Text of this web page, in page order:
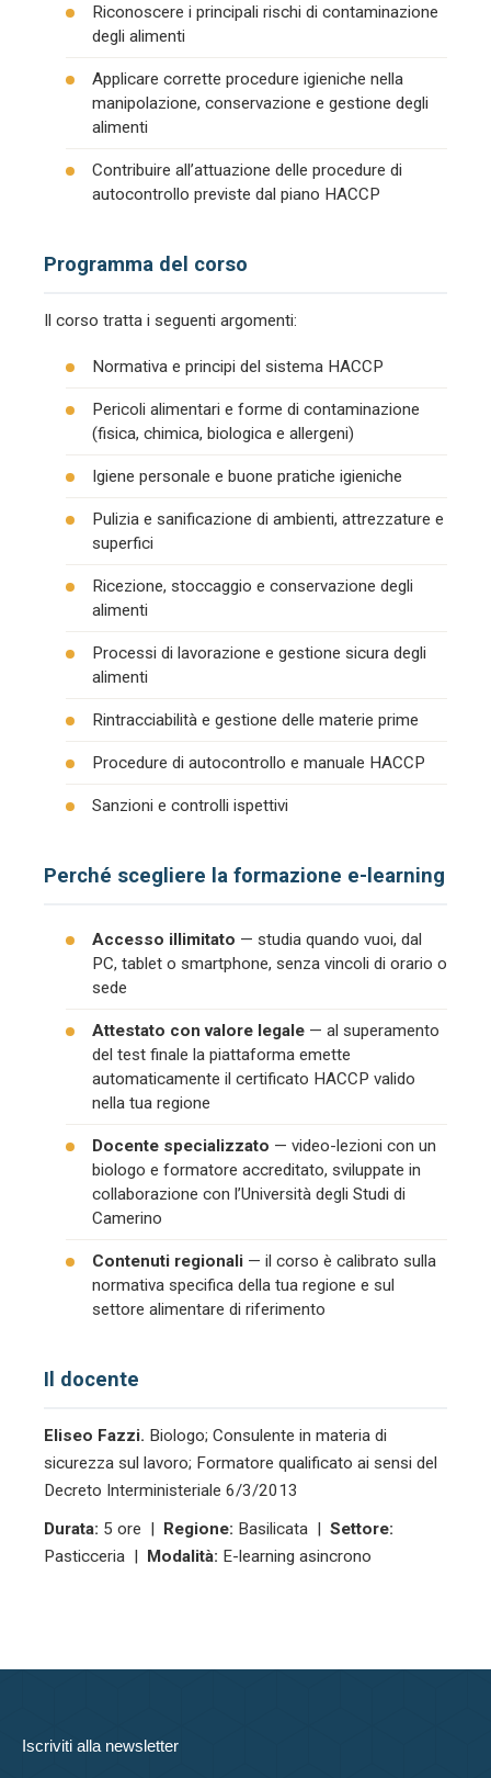
Riconoscere i principali rischi di contaminazione
degli alimenti
Applicare corrette procedure igieniche nella
manipolazione, conservazione e gestione degli
alimenti
Contribuire all’attuazione delle procedure di
autocontrollo previste dal piano HACCP
Programma del corso
Il corso tratta i seguenti argomenti:
Normativa e principi del sistema HACCP
Pericoli alimentari e forme di contaminazione
(fisica, chimica, biologica e allergeni)
Igiene personale e buone pratiche igieniche
Pulizia e sanificazione di ambienti, attrezzature e
superfici
Ricezione, stoccaggio e conservazione degli
alimenti
Processi di lavorazione e gestione sicura degli
alimenti
Rintracciabilità e gestione delle materie prime
Procedure di autocontrollo e manuale HACCP
Sanzioni e controlli ispettivi
Perché scegliere la formazione e-learning
Accesso illimitato — studia quando vuoi, dal
PC, tablet o smartphone, senza vincoli di orario o
sede
Attestato con valore legale — al superamento
del test finale la piattaforma emette
automaticamente il certificato HACCP valido
nella tua regione
Docente specializzato — video-lezioni con un
biologo e formatore accreditato, sviluppate in
collaborazione con l’Università degli Studi di
Camerino
Contenuti regionali — il corso è calibrato sulla
normativa specifica della tua regione e sul
settore alimentare di riferimento
Il docente
Eliseo Fazzi. Biologo; Consulente in materia di
sicurezza sul lavoro; Formatore qualificato ai sensi del
Decreto Interministeriale 6/3/2013
Durata: 5 ore | Regione: Basilicata | Settore:
Pasticceria | Modalità: E-learning asincrono
Iscriviti alla newsletter